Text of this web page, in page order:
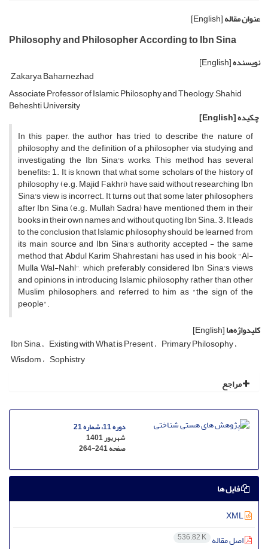
عنوان مقاله[English]
Philosophy and Philosopher According to Ibn Sina
نویسنده[English]
Zakarya Baharnezhad
Associate Professor of Islamic Philosophy and Theology, Shahid
Beheshti University
چکیده[English]
In this paper, the author has tried to describe the nature of
philosophy and the definition of a philosopher via studying and
investigating the Ibn Sina's works, This method has several
benefits: 1. It is known that what some scholars of the history of
philosophy (e.g. Majid Fakhri) have said without researching Ibn
Sina's view is incorrect. It turns out that some later philosophers
after Ibn Sina (e.g. Mullah Sadra) have mentioned them in their
books in their own names and without quoting Ibn Sina. 3. It leads
to the conclusion that Islamic philosophy should be learned from
its main source and Ibn Sina's authority accepted - the same
method that Abdul Karim Shahrestani has used in his book "Al-
Mulla Wal-Nahl", which preferably considered Ibn Sina's views
and opinions in introducing Islamic philosophy rather than other
Muslim philosophers, and referred to him as "the sign of the
people".
کلیدواژه‌ها[English]
Ibn Sina Existing with What is Present Primary Philosophy
Wisdom Sophistry
مراجع
دوره 11، شماره 21
شهریور 1401
صفحه264-241
فایل ها
اصل مقاله 536.82 K